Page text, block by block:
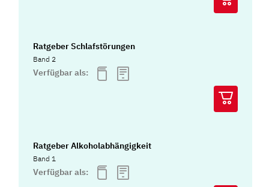
Ratgeber Schlafstörungen
Band 2
Verfügbar als:
Ratgeber Alkoholabhängigkeit
Band 1
Verfügbar als: